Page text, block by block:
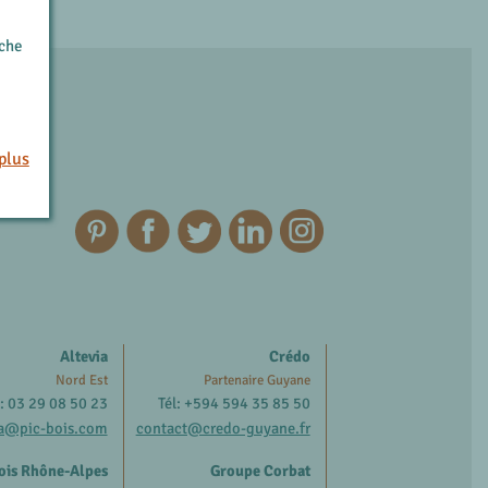
Altevia
Nord Est
03 29 08 50 23
bois.com
Rhône-Alpes
Crédo
Partenaire Guyane
Tél: +594 594 35 85 50
contact@credo-guyane.fr
Groupe Corbat